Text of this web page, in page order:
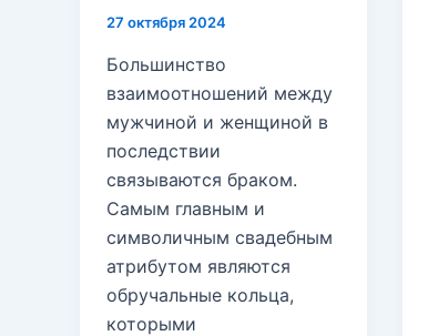
27 октября 2024
Большинство
взаимоотношений между
мужчиной и женщиной в
последствии
связываются браком.
Самым главным и
символичным свадебным
атрибутом являются
обручальные кольца,
которыми